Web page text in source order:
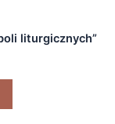
liturgicznych”